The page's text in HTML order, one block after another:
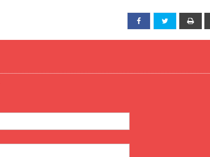
Facebook Twitter